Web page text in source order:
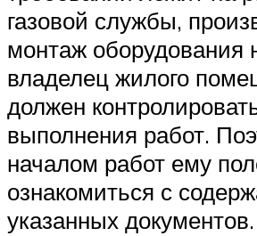
газовой службы,
монтаж оборудования
владелец жилого
должен
выполнения работ.
началом работ ему
ознакомиться с
указанных документов.